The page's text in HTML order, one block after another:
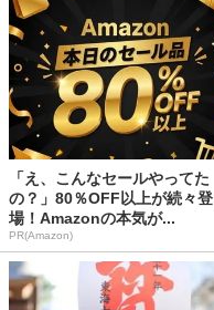
「え、こんなセールやってた
の？」80％OFF以上が続々登
場！Amazonの本気が...
PR(Amazon)